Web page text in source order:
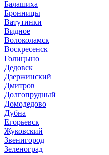
Балашиха
Бронницы
Ватутинки
Видное
Волоколамск
Воскресенск
Голицыно
Дедовск
Дзержинский
Дмитров
Долгопрудный
Домодедово
Дубна
Егорьевск
Жуковский
Звенигород
Зеленоград